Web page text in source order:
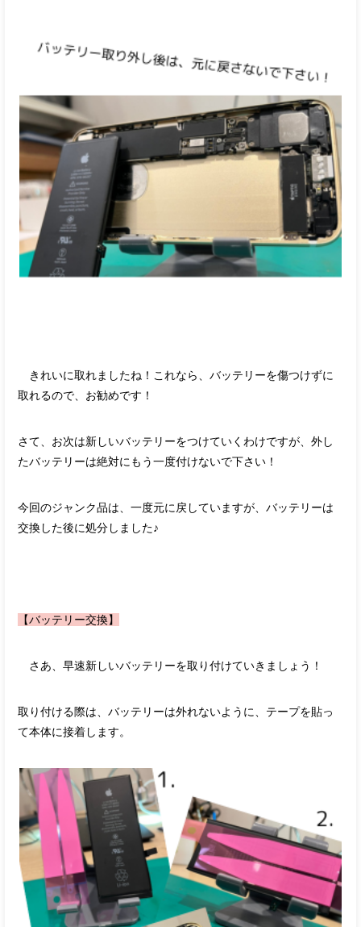
きれいに取れましたね！これなら、バッテリーを傷つけずに
取れるので、お勧めです！
さて、お次は新しいバッテリーをつけていくわけですが、外し
たバッテリーは絶対にもう一度付けないで下さい！
今回のジャンク品は、一度元に戻していますが、バッテリーは
交換した後に処分しました♪
【バッテリー交換】
さあ、早速新しいバッテリーを取り付けていきましょう！
取り付ける際は、バッテリーは外れないように、テープを貼っ
て本体に接着します。